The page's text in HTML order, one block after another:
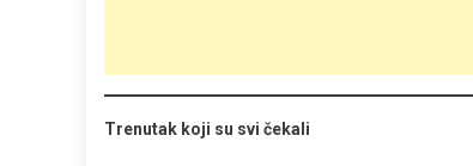
Trenutak koji su svi čekali